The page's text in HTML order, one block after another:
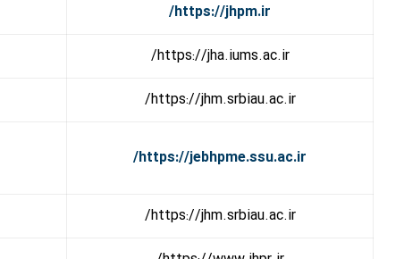
https://jhpm.ir/
https://jha.iums.ac.ir/
https://jhm.srbiau.ac.ir/
https://jebhpme.ssu.ac.ir/
https://jhm.srbiau.ac.ir/